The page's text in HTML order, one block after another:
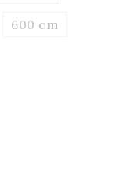
600 cm